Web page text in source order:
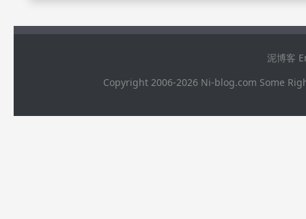
泥博客
Copyright 2006-2026 Ni-blog.com Some